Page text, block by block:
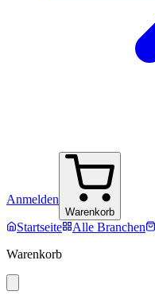
Anmelden
Warenkorb
Startseite Alle Branchen
Warenkorb